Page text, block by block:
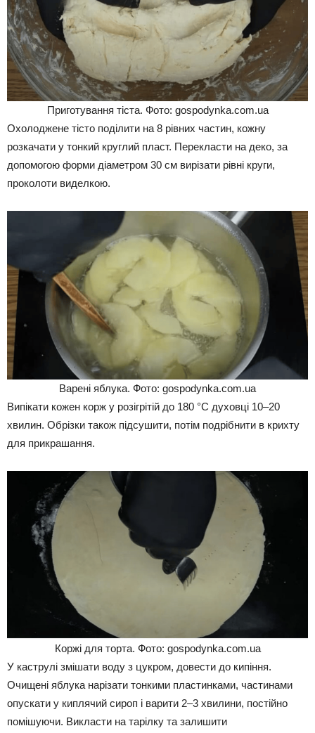
Приготування тіста. Фото: gospodynka.com.ua
Охолоджене тісто поділити на 8 рівних частин, кожну
розкачати у тонкий круглий пласт. Перекласти на деко, за
допомогою форми діаметром 30 см вирізати рівні круги,
проколоти виделкою.
Варені яблука. Фото: gospodynka.com.ua
Випікати кожен корж у розігрітій до 180 °C духовці 10–20
хвилин. Обрізки також підсушити, потім подрібнити в крихту
для прикрашання.
Коржі для торта. Фото: gospodynka.com.ua
У каструлі змішати воду з цукром, довести до кипіння.
Очищені яблука нарізати тонкими пластинками, частинами
опускати у киплячий сироп і варити 2–3 хвилини, постійно
помішуючи. Викласти на тарілку та залишити